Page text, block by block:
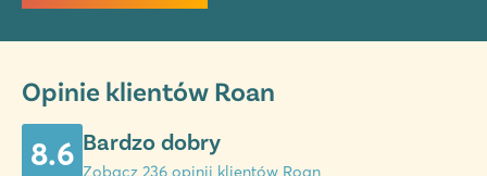
Opinie klientów Roan
8.6 Bardzo dobry
Zobacz 236 opinii klientów Roan